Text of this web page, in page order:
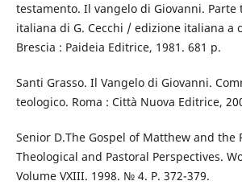
testamento. Il vangelo di Giovanni.
italiana di G. Cecchi / edizione italiana a
Brescia : Paideia Editrice, 1981. 681 p.
Santi Grasso. Il Vangelo di Giovanni.
teologico. Roma : Città Nuova Editrice,
Senior D.The Gospel of Matthew and the
Theological and Pastoral Perspectives.
Volume VXIII. 1998. № 4. P. 372-379.